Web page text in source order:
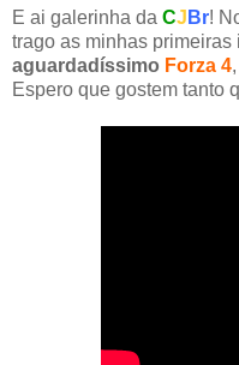
E ai galerinha da CJ Br!
trago as minhas primeiras
aguardadíssimo Forza 4
Espero que gostem tanto